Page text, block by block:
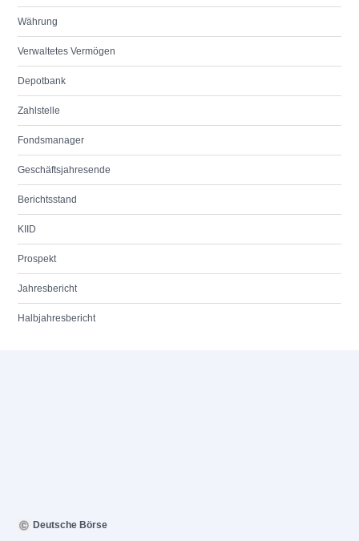
Währung
Verwaltetes Vermögen
Depotbank
Zahlstelle
Fondsmanager
Geschäftsjahresende
Berichtsstand
KIID
Prospekt
Jahresbericht
Halbjahresbericht
Deutsche Börse